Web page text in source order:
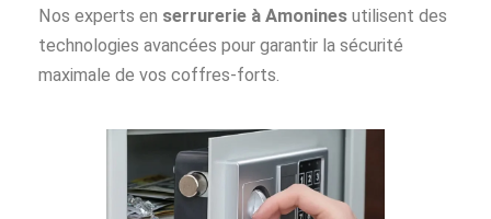
Nos experts en serrurerie à Amonines utilisent des
technologies avancées pour garantir la sécurité
maximale de vos coffres-forts.